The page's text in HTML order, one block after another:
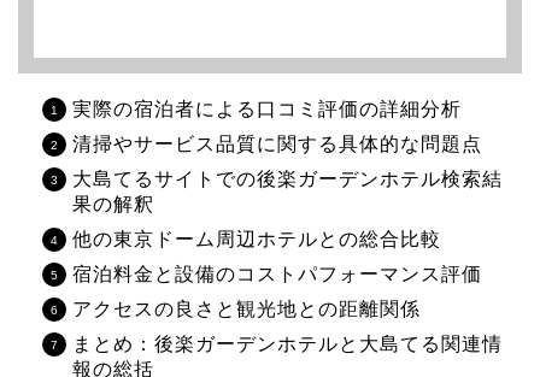
実際の宿泊者による口コミ評価の詳細分析
清掃やサービス品質に関する具体的な問題点
大島てるサイトでの後楽ガーデンホテル検索結
果の解釈
他の東京ドーム周辺ホテルとの総合比較
宿泊料金と設備のコストパフォーマンス評価
アクセスの良さと観光地との距離関係
まとめ：後楽ガーデンホテルと大島てる関連情
報の総括